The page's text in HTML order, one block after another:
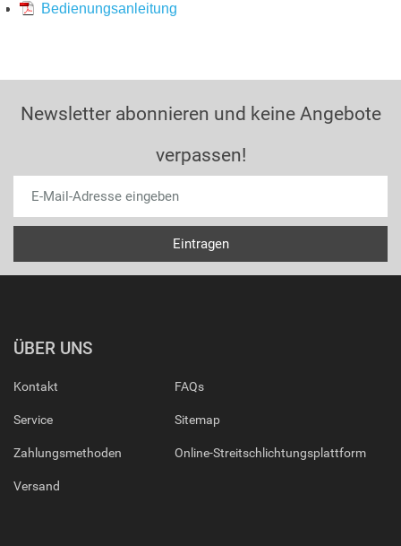
Bedienungsanleitung
Newsletter abonnieren und keine Angebote
verpassen!
ÜBER UNS
Kontakt
Service
Zahlungsmethoden
Versand
FAQs
Sitemap
Online-Streitschlichtungsplattform